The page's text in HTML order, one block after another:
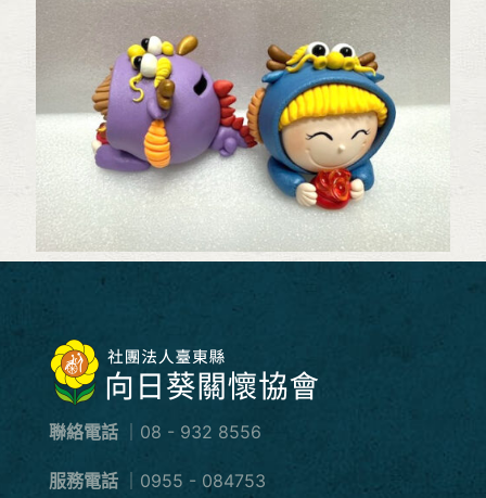
聯絡電話 ｜08 - 932 8556
服務電話 ｜0955 - 084753